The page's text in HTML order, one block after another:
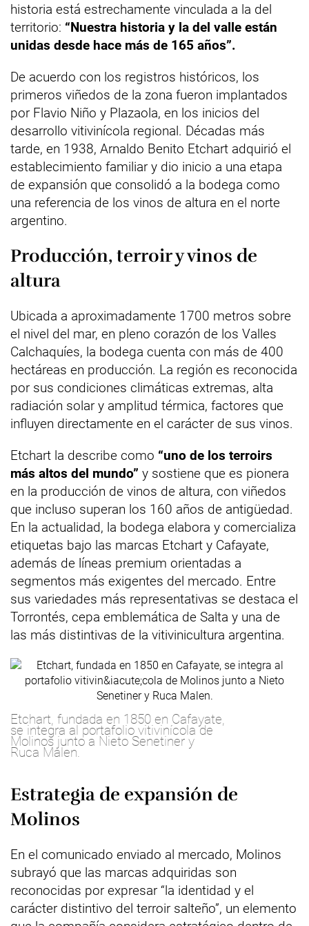
historia está estrechamente vinculada a la del
territorio: “Nuestra historia y la del valle están
unidas desde hace más de 165 años”.
De acuerdo con los registros históricos, los
primeros viñedos de la zona fueron implantados
por Flavio Niño y Plazaola, en los inicios del
desarrollo vitivinícola regional. Décadas más
tarde, en 1938, Arnaldo Benito Etchart adquirió el
establecimiento familiar y dio inicio a una etapa
de expansión que consolidó a la bodega como
una referencia de los vinos de altura en el norte
argentino.
Producción, terroir y vinos de
altura
Ubicada a aproximadamente 1700 metros sobre
el nivel del mar, en pleno corazón de los Valles
Calchaquíes, la bodega cuenta con más de 400
hectáreas en producción. La región es reconocida
por sus condiciones climáticas extremas, alta
radiación solar y amplitud térmica, factores que
influyen directamente en el carácter de sus vinos.
Etchart la describe como “uno de los terroirs
más altos del mundo” y sostiene que es pionera
en la producción de vinos de altura, con viñedos
que incluso superan los 160 años de antigüedad.
En la actualidad, la bodega elabora y comercializa
etiquetas bajo las marcas Etchart y Cafayate,
además de líneas premium orientadas a
segmentos más exigentes del mercado. Entre
sus variedades más representativas se destaca el
Torrontés, cepa emblemática de Salta y una de
las más distintivas de la vitivinicultura argentina.
Etchart, fundada en 1850 en Cafayate,
se integra al portafolio vitivinícola de
Molinos junto a Nieto Senetiner y
Ruca Malen.
Estrategia de expansión de
Molinos
En el comunicado enviado al mercado, Molinos
subrayó que las marcas adquiridas son
reconocidas por expresar “la identidad y el
carácter distintivo del terroir salteño”, un elemento